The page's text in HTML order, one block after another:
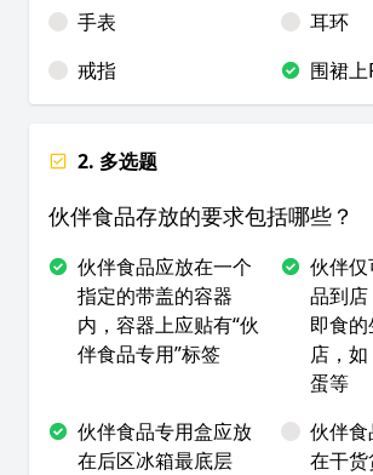
手表
耳环
戒指
围裙
2. 多选题
伙伴食品存放的要求包括哪些？
伙伴食品应放在一个
指定的带盖的容器
内，容器上应贴有“伙
伴食品专用”标签
伙伴
品到
即食
店，
蛋等
伙伴食品专用盒应放
在后区冰箱最底层
伙伴
在干